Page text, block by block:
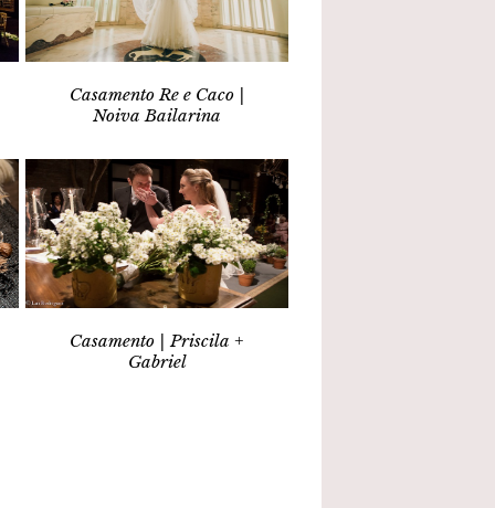
Casamento Re e Caco |
Noiva Bailarina
Casamento | Priscila +
Gabriel